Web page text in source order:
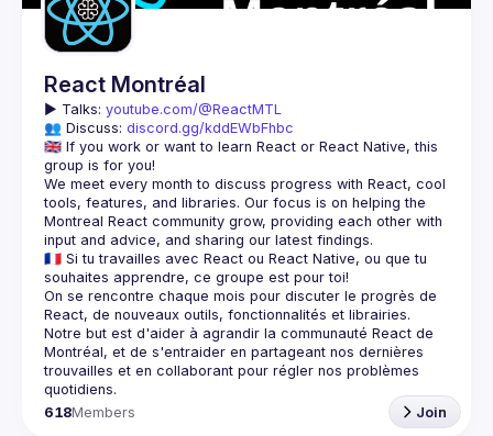
React Montréal
▶️ Talks: youtube.com/@ReactMTL
👥 Discuss: discord.gg/kddEWbFhbc
🇬🇧 If you work or want to learn React or React Native, this
We meet every month to discuss progress with React, cool
tools, features, and libraries. Our focus is on helping the
Montreal React community grow, providing each other with
🇫🇷 Si tu travailles avec React ou React Native, ou que tu
On se rencontre chaque mois pour discuter le progrès de
React, de nouveaux outils, fonctionnalités et librairies.
Notre but est d'aider à agrandir la communauté React de
Montréal, et de s'entraider en partageant nos dernières
trouvailles et en collaborant pour régler nos problèmes
618Members Join